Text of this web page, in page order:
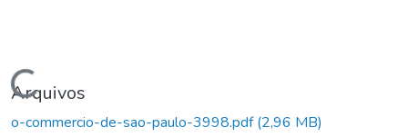
Carregando...
Arquivos
o-commercio-de-sao-paulo-3998.pdf(2,96 MB)